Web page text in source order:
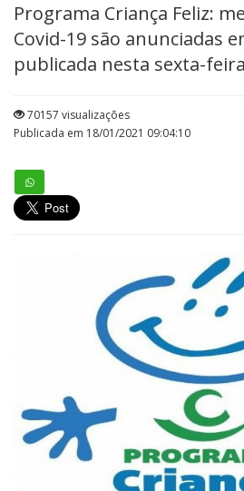
Programa Criança Feliz:
Covid-19 são anunciadas
publicada nesta sexta-feira
70157 visualizações
Publicada em 18/01/2021 09:04:10